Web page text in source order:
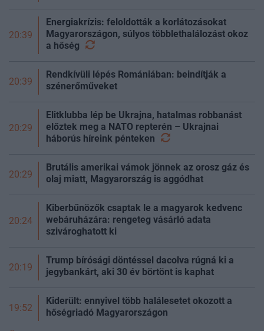
20:39
Energiakrízis: feloldották a korlátozásokat
Magyarországon, súlyos többlethalálozást okoz
a hőség
20:39
Rendkívüli lépés Romániában: beindítják a
szénerőműveket
20:29
Elitklubba lép be Ukrajna, hatalmas robbanást
előztek meg a NATO repterén – Ukrajnai
háborús híreink pénteken
20:29
Brutális amerikai vámok jönnek az orosz gáz és
olaj miatt, Magyarország is aggódhat
20:24
Kiberbűnözők csaptak le a magyarok kedvenc
webáruházára: rengeteg vásárló adata
szivároghatott ki
20:19
Trump bírósági döntéssel dacolva rúgná ki a
jegybankárt, aki 30 év börtönt is kaphat
19:52
Kiderült: ennyivel több halálesetet okozott a
hőségriadó Magyarországon